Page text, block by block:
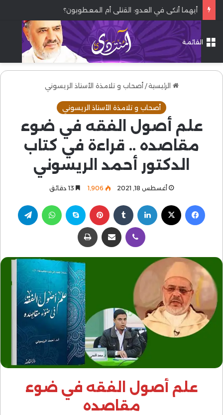
أيهما أنكى في العدو: القتلى أم المعطوبون؟
القائمة
الرئيسية / أصحاب و تلامذة الأستاذ الريسوني
أصحاب و تلامذة الأستاذ الريسوني
علم أصول الفقه في ضوء
مقاصده .. قراءة في كتاب
الدكتور أحمد الريسوني
أغسطس 18, 2021 1٬906
فيسبوك لينكدإن بينتيريست سكايب واتساب
ڤايبر مشاركة عبر البريد طباعة
علم أصول الفقه في ضوء
مقاصده